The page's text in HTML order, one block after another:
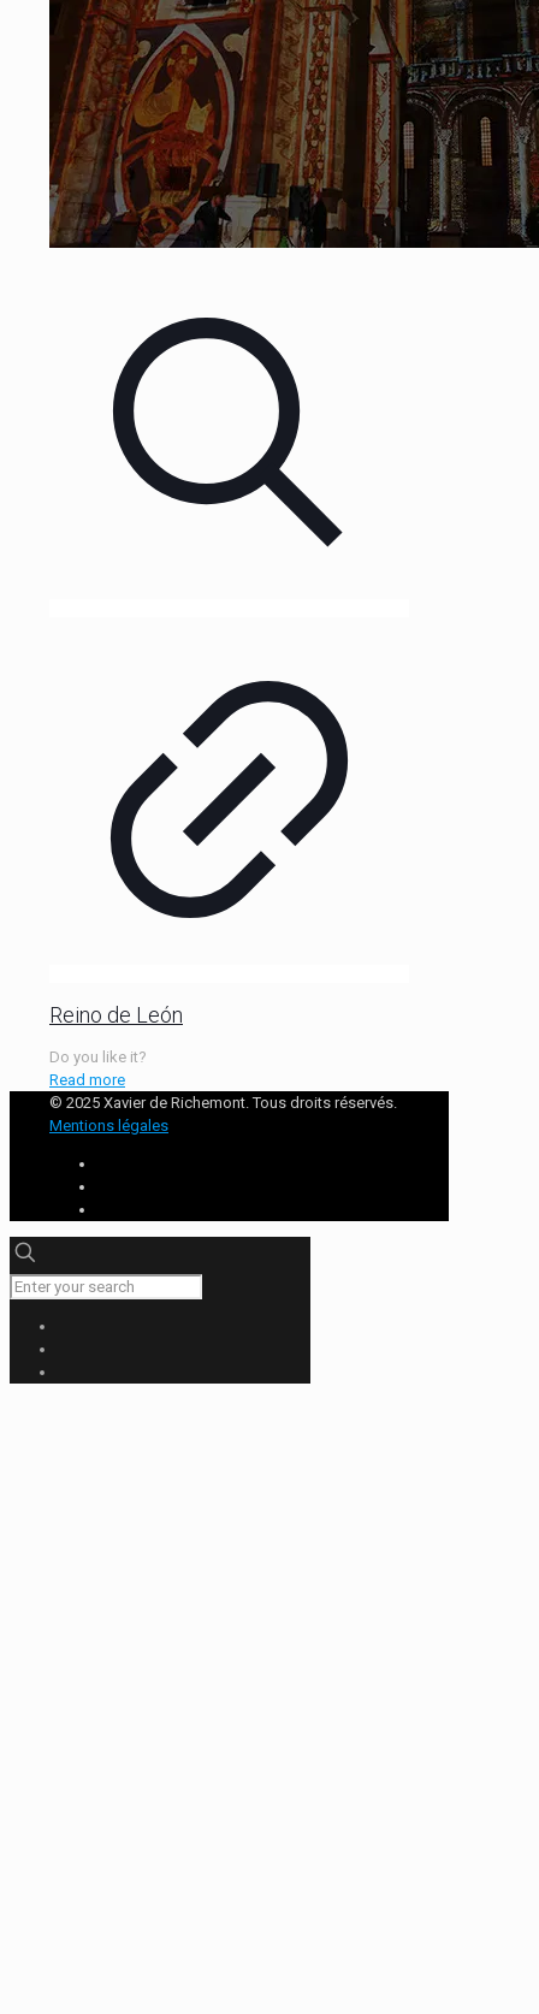
Reino de León
Do you like it?
Read more
© 2025 Xavier de Richemont. Tous droits réservés.
Mentions légales